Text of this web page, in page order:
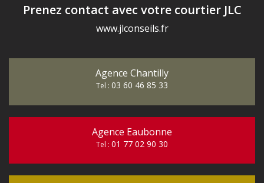
Prenez contact avec votre courtier JLC
www.jlconseils.fr
Agence Chantilly
Tel : 03 60 46 85 33
Agence Eaubonne
Tel : 01 77 02 90 30